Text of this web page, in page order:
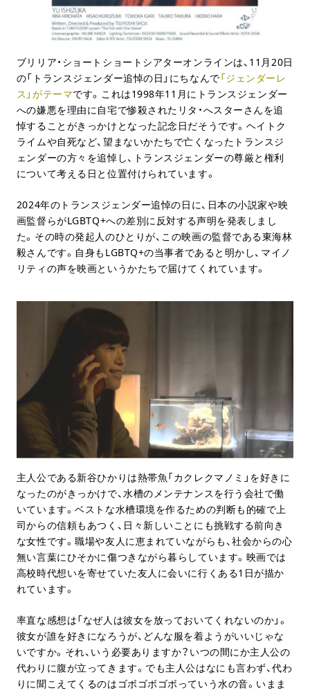
ブリリア・ショートショートシアターオンラインは、11月20日
の「トランスジェンダー追悼の日」にちなんで「ジェンダーレ
ス」がテーマです。これは1998年11月にトランスジェンダー
への嫌悪を理由に自宅で惨殺されたリタ・へスターさんを追
悼することがきっかけとなった記念日だそうです。ヘイトク
ライムや自死など、望まないかたちで亡くなったトランスジ
ェンダーの方々を追悼し、トランスジェンダーの尊厳と権利
について考える日と位置付けられています。
2024年のトランスジェンダー追悼の日に、日本の小説家や映
画監督らがLGBTQ+への差別に反対する声明を発表しまし
た。その時の発起人のひとりが、この映画の監督である東海林
毅さんです。自身もLGBTQ+の当事者であると明かし、マイノ
リティの声を映画というかたちで届けてくれています。
主人公である新谷ひかりは熱帯魚「カクレクマノミ」を好きに
なったのがきっかけで、水槽のメンテナンスを行う会社で働
いています。ベストな水槽環境を作るための判断も的確で上
司からの信頼もあつく、日々新しいことにも挑戦する前向き
な女性です。職場や友人に恵まれていながらも、社会からの心
無い言葉にひそかに傷つきながら暮らしています。映画では
高校時代想いを寄せていた友人に会いに行くある1日が描か
れています。
率直な感想は「なぜ人は彼女を放っておいてくれないのか」。
彼女が誰を好きになろうが、どんな服を着ようがいいじゃな
いですか。それ、いう必要ありますか？いつの間にか主人公の
代わりに腹が立ってきます。でも主人公はなにも言わず、代わ
りに聞こえてくるのはゴボゴボゴボっていう水の音。いまま